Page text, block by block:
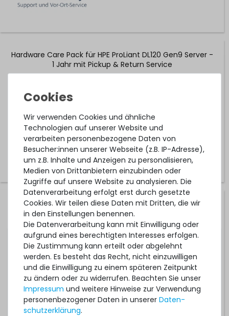
Hardware Care Pack für HPE ProLiant DL120 Gen9 Server -
1 Jahr mit Pickup & Return Service
97,99 € *
Hardware Care Pack für HPE ProLiant DL120 Gen9 Server -
1 Jahr mit 24/7 Support mit 4h Reaktionszeit und Vor-
Ort-Service
1-2 Tage*
379,99 € *
Wir verwenden Cookies und ähnliche
Technologien auf unserer Website und
verarbeiten personenbezogene Daten von
Besucher:innen unserer Webseite (z.B. IP-Adresse),
um z.B. Inhalte und Anzeigen zu personalisieren,
Medien von Drittanbietern einzubinden oder
Zugriffe auf unsere Website zu analysieren. Die
Datenverarbeitung erfolgt erst durch gesetzte
Cookies. Wir teilen diese Daten mit Dritten, die wir
in den Einstellungen benennen.
Die Datenverarbeitung kann mit Einwilligung oder
aufgrund eines berechtigten Interesses erfolgen.
Die Zustimmung kann erteilt oder abgelehnt
werden. Es besteht das Recht, nicht einzuwilligen
und die Einwilligung zu einem späteren Zeitpunkt
zu ändern oder zu widerrufen. Beachten Sie unser
Impressum und weitere Hinweise zur Verwendung
personenbezogener Daten in unserer Daten­
schutz­erklärung.